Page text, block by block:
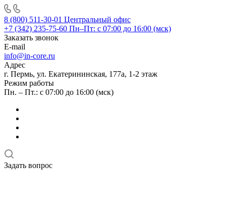
8 (800) 511-30-01 Центральный офис
+7 (342) 235-75-60 Пн–Пт: с 07:00 до 16:00 (мск)
Заказать звонок
E-mail
info@in-core.ru
Адрес
г. Пермь, ул. ​Екатерининская, 177а, ​1-2 этаж
Режим работы
Пн. – Пт.: с 07:00 до 16:00 (мск)
Задать вопрос